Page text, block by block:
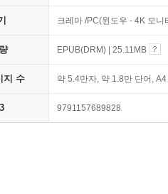
크레마 /PC(윈도우 - 4K 모
EPUB(DRM) | 25.11MB
지 수 약 5.4만자, 약 1.8만 단어,
9791157689828